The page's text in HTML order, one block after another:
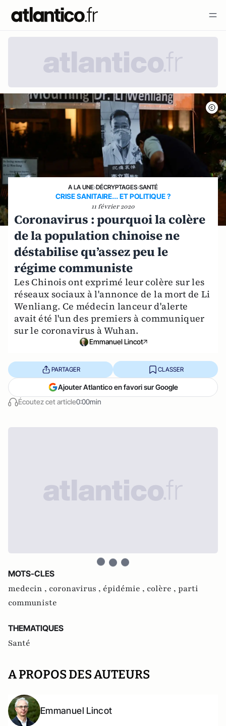
A LA UNE›DÉCRYPTAGES›SANTÉ
CRISE SANITAIRE... ET POLITIQUE ?
11 février 2020
Coronavirus : pourquoi la colère
de la population chinoise ne
déstabilise qu’assez peu le
régime communiste
Les Chinois ont exprimé leur colère sur les
réseaux sociaux à l'annonce de la mort de Li
Wenliang. Ce médecin lanceur d'alerte
avait été l'un des premiers à communiquer
sur le coronavirus à Wuhan.
Emmanuel Lincot
Écoutez cet article0:00min
PARTAGER CLASSER
Ajouter Atlantico en favori sur Google
MOTS-CLES
medecin , coronavirus , épidémie , colère , parti
communiste
THEMATIQUES
Santé
A PROPOS DES AUTEURS
Emmanuel Lincot